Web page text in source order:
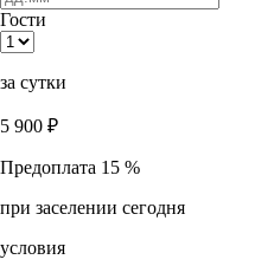
Гости
за сутки
5 900 ₽
Предоплата 15 %
при заселении сегодня
условия